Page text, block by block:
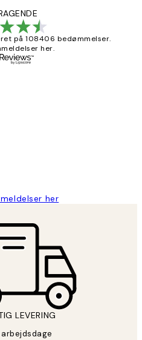
på 108406 bedømmelser.
her.
her
LEVERING